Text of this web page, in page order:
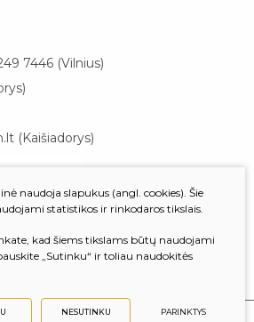
7446 (Vilnius)
(Kaišiadorys)
naudoja slapukus (angl. cookies). Šie
statistikos ir rinkodaros tikslais.
kad šiems tikslams būtų naudojami
„Sutinku“ ir toliau naudokitės
NESUTINKU PARINKTYS